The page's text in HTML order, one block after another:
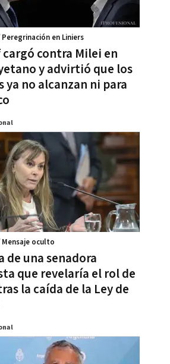
contra Milei en
y advirtió que los
ya no alcanzan ni para
Peregrinación en Liniers
de una senadora
que revelaría el rol de
la caída de la Ley de
Mensaje oculto